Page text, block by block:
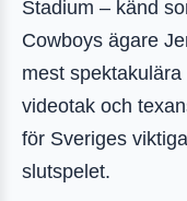
Stadium – känd
Cowboys ägare
mest
videotak och
för Sveriges
slutspelet.